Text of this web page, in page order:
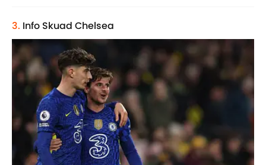
3. Info Skuad Chelsea